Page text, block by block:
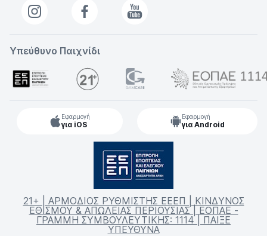
Υπεύθυνο Παιχνίδι
Εφαρμογή
για iOS
Εφαρμογή
για Android
21+ | ΑΡΜΟΔΙΟΣ ΡΥΘΜΙΣΤΗΣ ΕΕΕΠ | ΚΙΝΔΥΝΟΣ
ΕΘΙΣΜΟΥ & ΑΠΩΛΕΙΑΣ ΠΕΡΙΟΥΣΙΑΣ | ΕΟΠΑΕ -
ΓΡΑΜΜΗ ΣΥΜΒΟΥΛΕΥΤΙΚΗΣ: 1114 | ΠΑΙΞΕ
ΥΠΕΥΘΥΝΑ